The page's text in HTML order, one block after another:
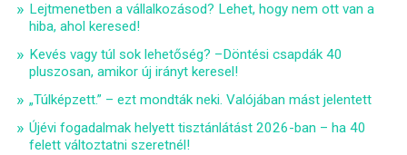
Lejtmenetben a vállalkozásod? Lehet, hogy nem ott van a
hiba, ahol keresed!
Kevés vagy túl sok lehetőség? –Döntési csapdák 40
pluszosan, amikor új irányt keresel!
„Túlképzett.” – ezt mondták neki. Valójában mást jelentett
Újévi fogadalmak helyett tisztánlátást 2026-ban – ha 40
felett változtatni szeretnél!